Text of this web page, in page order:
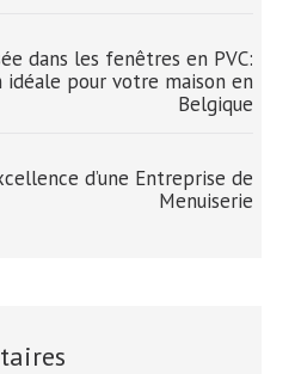
dans les fenêtres en PVC:
idéale pour votre maison en
Belgique
d’une Entreprise de
Menuiserie